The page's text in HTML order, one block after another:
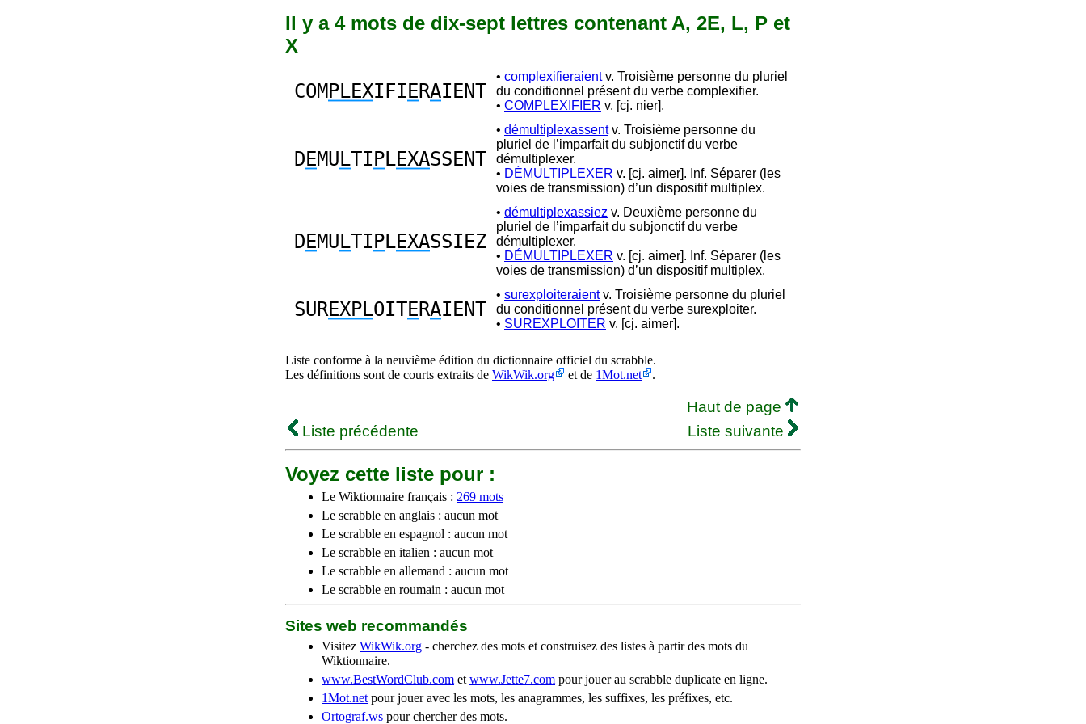
Il y a 4 mots de dix-sept lettres contenant A, 2E, L, P et
X
COM PLEXIFI ERAIENT
• complexifieraientv. Troisième personne du pluriel
du conditionnel présent du verbe complexifier.
• COMPLEXIFIER v. [cj. nier].
DEMU LTI PLEXASSENT
• démultiplexassentv. Troisième personne du
pluriel de l’imparfait du subjonctif du verbe
démultiplexer.
• DÉMULTIPLEXER v. [cj. aimer]. Inf. Séparer (les
voies de transmission) d’un dispositif multiplex.
DEMU LTI PLEXASSIEZ
• démultiplexassiez v. Deuxième personne du
pluriel de l’imparfait du subjonctif du verbe
démultiplexer.
• DÉMULTIPLEXER v. [cj. aimer]. Inf. Séparer (les
voies de transmission) d’un dispositif multiplex.
SUREXPLOITERAIENT
• surexploiteraientv. Troisième personne du pluriel
du conditionnel présent du verbe surexploiter.
• SUREXPLOITER v. [cj. aimer].
Liste conforme à la neuvième édition du dictionnaire officiel du scrabble.
Les définitions sont de courts extraits de WikWik.org et de 1Mot.net .
Haut de page
Liste précédente
Liste suivante
Voyez cette liste pour :
Le Wiktionnaire français : 269 mots
Le scrabble en anglais : aucun mot
Le scrabble en espagnol : aucun mot
Le scrabble en italien : aucun mot
Le scrabble en allemand : aucun mot
Le scrabble en roumain : aucun mot
Sites web recommandés
Visitez WikWik.org - cherchez des mots et construisez des listes à partir des mots du
Wiktionnaire.
www.BestWordClub.com et www.Jette7.com pour jouer au scrabble duplicate en ligne.
1Mot.net pour jouer avec les mots, les anagrammes, les suffixes, les préfixes, etc.
Ortograf.ws pour chercher des mots.